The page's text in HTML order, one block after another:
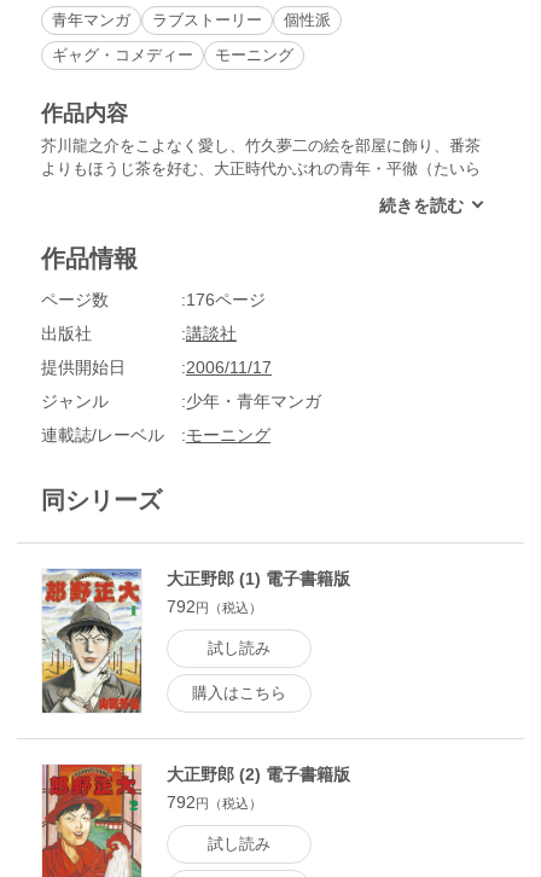
青年マンガ ラブストーリー
個性派
ギャグ・コメディー
モーニング
作品内容
芥川龍之介をこよなく愛し、竹久夢二の絵を部屋に飾り、番茶
よりもほうじ茶を好む、大正時代かぶれの青年・平徹（たいら
の、ごく普通で、どこか普通じゃない日常を描く、山田芳裕デ
作品情報
ページ数
176ページ
出版社
講談社
提供開始日
2006/11/17
ジャンル
少年・青年マンガ
連載誌/レーベル
モーニング
同シリーズ
大正野郎 (1) 電子書籍版
792円（税込）
試し読み
購入はこちら
大正野郎 (2) 電子書籍版
792円（税込）
試し読み